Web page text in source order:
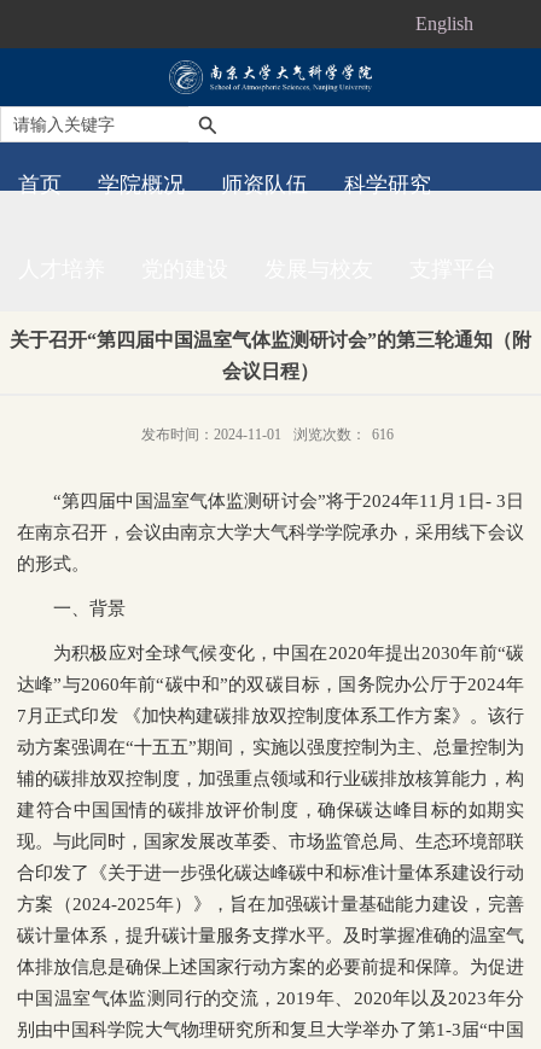
English
首页 学院概况 师资队伍 科学研究
关于召开“第四届中国温室气体监测研讨会”的第三轮通知（附
会议日程）
发布时间：2024-11-01 浏览次数： 616
“第四届中国温室气体监测研讨会”将于2024年11月1日- 3日
在南京召开，会议由南京大学大气科学学院承办，采用线下会议
的形式。
一、背景
为积极应对全球气候变化，中国在2020年提出2030年前“碳
达峰”与2060年前“碳中和”的双碳目标，国务院办公厅于2024年
7月正式印发 《加快构建碳排放双控制度体系工作方案》。该行
动方案强调在“十五五”期间，实施以强度控制为主、总量控制为
辅的碳排放双控制度，加强重点领域和行业碳排放核算能力，构
建符合中国国情的碳排放评价制度，确保碳达峰目标的如期实
现。与此同时，国家发展改革委、市场监管总局、生态环境部联
合印发了《关于进一步强化碳达峰碳中和标准计量体系建设行动
方案（2024-2025年）》，旨在加强碳计量基础能力建设，完善
碳计量体系，提升碳计量服务支撑水平。及时掌握准确的温室气
体排放信息是确保上述国家行动方案的必要前提和保障。为促进
中国温室气体监测同行的交流，2019年、2020年以及2023年分
别由中国科学院大气物理研究所和复旦大学举办了第1-3届“中国